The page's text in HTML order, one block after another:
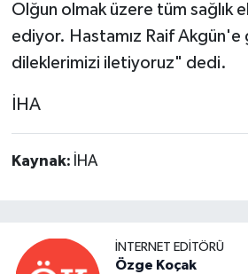
Olğun olmak üzere tüm sağlık
ediyor. Hastamız Raif Akgün'e
dileklerimizi iletiyoruz" dedi.
İHA
Kaynak: İHA
İNTERNET EDITÖRÜ
Özge Koçak